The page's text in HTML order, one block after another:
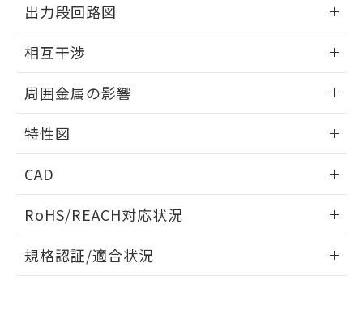
外形図
出力段回路図
出力段回路図
相互干渉
相互干渉
A: 50mm以上、B: 35mm以上
周囲金属の影響
周囲金属の影響
特性図
検出物体の大きさと材質による影響
CAD
ドすることができます。
ログイン/会員登録
RoHS/REACH対応状況
EU RoHS 注意事項・凡例
規格認証/適合状況
※当社の共同利用者とは、
の共同利用に関して"
の「1.共同利
指します。
EU RoHS指令（10物質）の非含有証明書
51物質の非含有証明書（当社基準）
※本証明書は発行日時点で非含有を証明す
るもので、過去に遡って非含有を証明する
また、RoHS指令のフタル酸エステル類４
物質の対応では、対応完了までの期間は出
荷製品に未対応品が混在することから備考
り、2022年1月12日より割愛しておりま
す。